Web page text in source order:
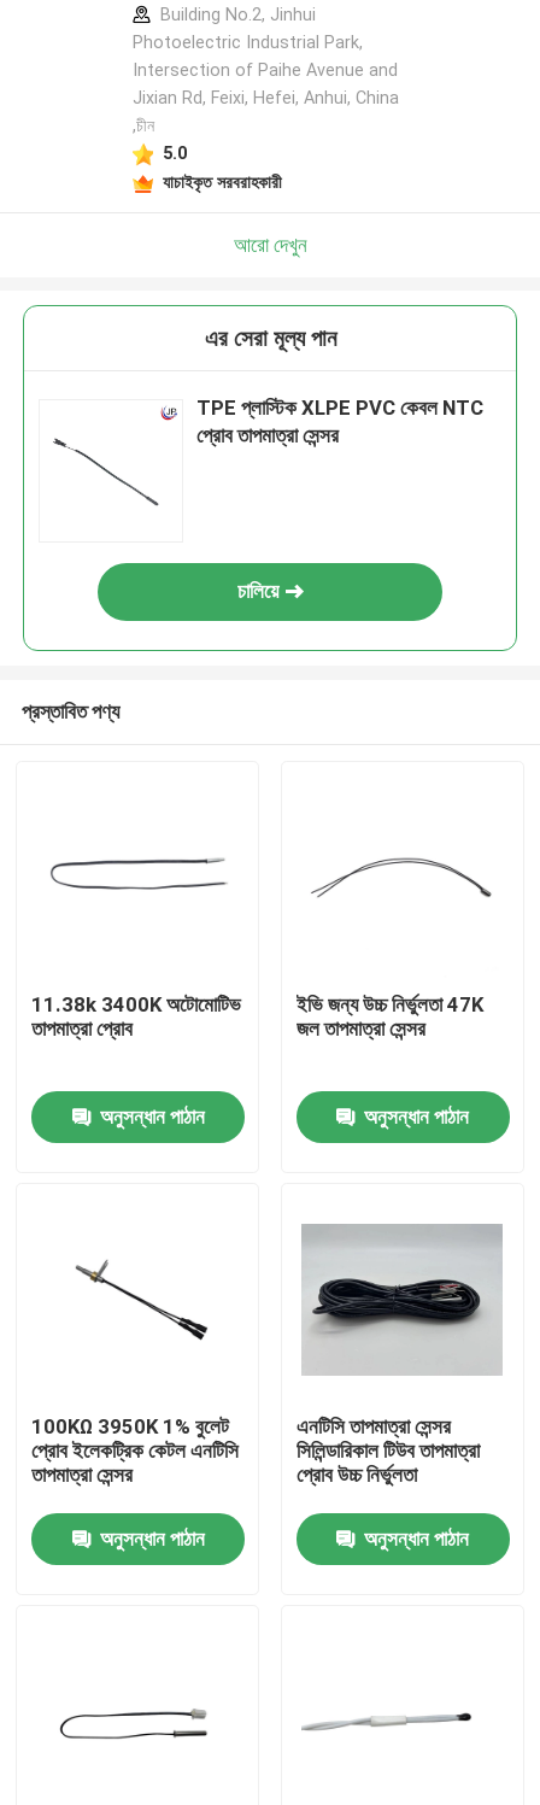
VR প্রদর্শন
মান নিয়ন্ত্রণ
যোগাযোগ করুন
সারফেস মাউন্ট তাপমাত্রা সেন্সর
Building No.2, Jinhui
Photoelectric Industrial Park,
Intersection of Paihe Avenue and
Jixian Rd, Feixi, Hefei, Anhui, China
,চীন
5.0
যাচাইকৃত সরবরাহকারী
আরো দেখুন
এর সেরা মূল্য পান
TPE প্লাস্টিক XLPE PVC কেবল NTC
প্রোব তাপমাত্রা সেন্সর
চালিয়ে
প্রস্তাবিত পণ্য
11.38k 3400K অটোমোটিভ
তাপমাত্রা প্রোব
অনুসন্ধান পাঠান
ইভি জন্য উচ্চ নির্ভুলতা 47K
জল তাপমাত্রা সেন্সর
অনুসন্ধান পাঠান
100KΩ 3950K 1% বুলেট
প্রোব ইলেকট্রিক কেটল এনটিসি
তাপমাত্রা সেন্সর
অনুসন্ধান পাঠান
এনটিসি তাপমাত্রা সেন্সর
সিলিন্ডারিকাল টিউব তাপমাত্রা
প্রোব উচ্চ নির্ভুলতা
অনুসন্ধান পাঠান